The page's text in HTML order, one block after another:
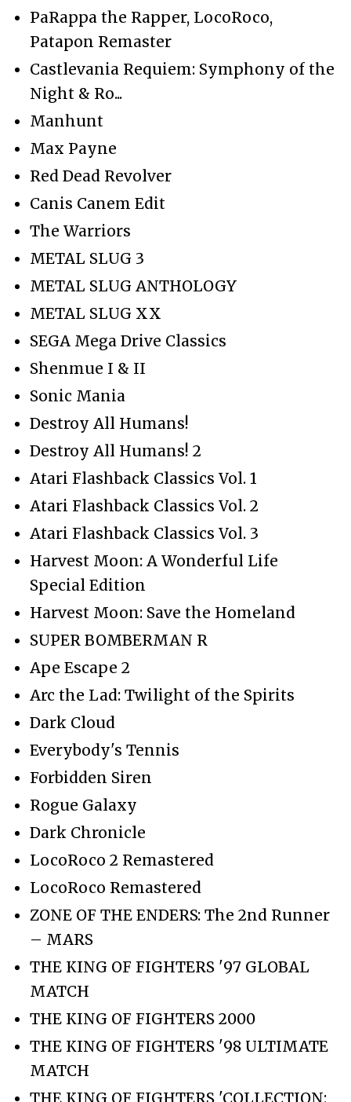
PaRappa the Rapper, LocoRoco,
Patapon Remaster
Castlevania Requiem: Symphony of the
Night & Ro...
Manhunt
Max Payne
Red Dead Revolver
Canis Canem Edit
The Warriors
METAL SLUG 3
METAL SLUG ANTHOLOGY
METAL SLUG XX
SEGA Mega Drive Classics
Shenmue I & II
Sonic Mania
Destroy All Humans!
Destroy All Humans! 2
Atari Flashback Classics Vol. 1
Atari Flashback Classics Vol. 2
Atari Flashback Classics Vol. 3
Harvest Moon: A Wonderful Life
Special Edition
Harvest Moon: Save the Homeland
SUPER BOMBERMAN R
Ape Escape 2
Arc the Lad: Twilight of the Spirits
Dark Cloud
Everybody's Tennis
Forbidden Siren
Rogue Galaxy
Dark Chronicle
LocoRoco 2 Remastered
LocoRoco Remastered
ZONE OF THE ENDERS: The 2nd Runner
– MARS
THE KING OF FIGHTERS '97 GLOBAL
MATCH
THE KING OF FIGHTERS 2000
THE KING OF FIGHTERS '98 ULTIMATE
MATCH
THE KING OF FIGHTERS 'COLLECTION: